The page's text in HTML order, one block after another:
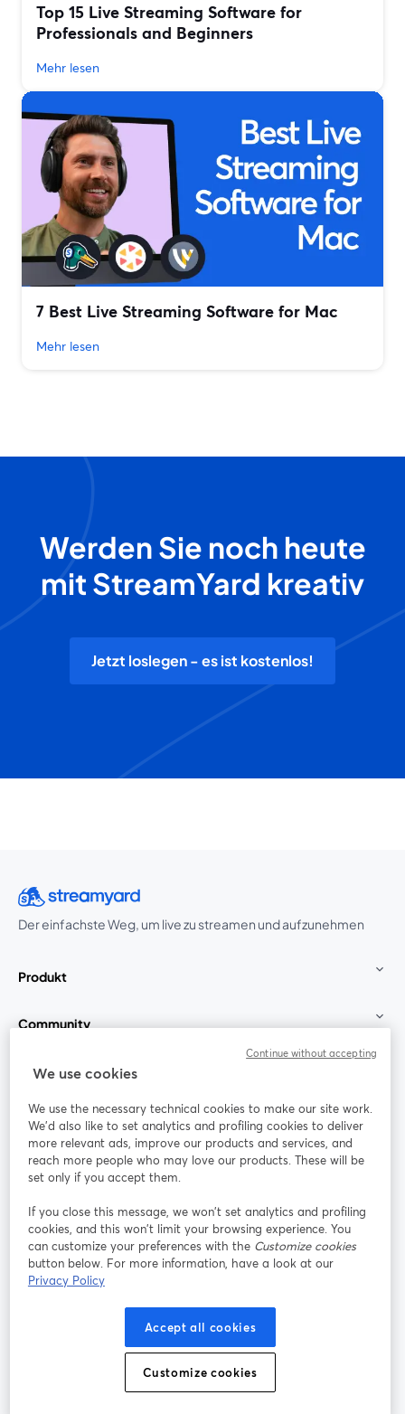
Top 15 Live Streaming Software for
Professionals and Beginners
Mehr lesen
7 Best Live Streaming Software for Mac
Mehr lesen
Werden Sie noch heute
mit StreamYard kreativ
Jetzt loslegen - es ist kostenlos!
Der einfachste Weg, um live zu streamen und aufzunehmen
Produkt
Community
StreamYard für
Mitmachen
Webinar Facebook
wird in einem neuen Tab geöffnet
X (Twitter)
wird in einem neuen Tab geöffnet
Nutzungsbedingungen
wird in einem neuen Tab geöffnet
Datenschutzrichtlinie
wird in einem neuen Tab geöffnet
Cookie-Richtlinie
Cookie-Einstellungen Hilfe-Center
We use cookies
We use the necessary technical cookies to make our site work.
We'd also like to set analytics and profiling cookies to deliver
more relevant ads, improve our products and services, and
reach more people who may love our products. These will be
set only if you accept them.
If you close this message, we won’t set analytics and profiling
cookies, and this won’t limit your browsing experience. You
can customize your preferences with the Customize cookies
button below. For more information, have a look at our
Privacy Policy
Accept all cookies
Customize cookies
Continue without accepting